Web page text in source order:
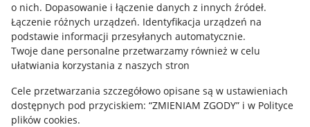
o nich. Dopasowanie i łączenie danych z innych źródeł.
Łączenie różnych urządzeń. Identyfikacja urządzeń na
podstawie informacji przesyłanych automatycznie.
Twoje dane personalne przetwarzamy również w celu
ułatwiania korzystania z naszych stron
Cele przetwarzania szczegółowo opisane są w ustawieniach
dostępnych pod przyciskiem: “ZMIENIAM ZGODY” i w Polityce
plików cookies.
Regulamin
Polityka plików "cookies"
Ustawienia plików "cookies"
Udostępnianie lokalizacji
Informacje dla Aktu o Usługach Cyfrowych